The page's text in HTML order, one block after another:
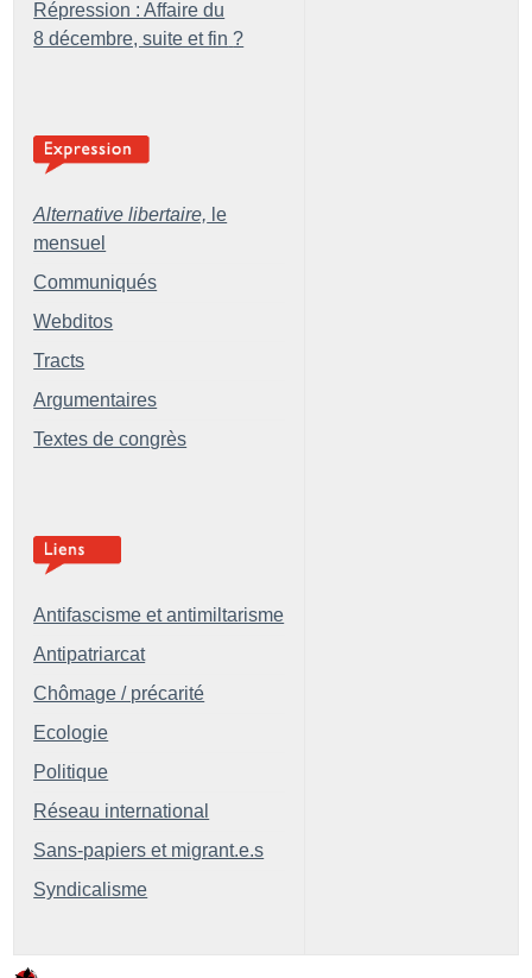
Répression : Affaire du
8 décembre, suite et fin ?
Alternative libertaire, le
mensuel
Communiqués
Webditos
Tracts
Argumentaires
Textes de congrès
Antifascisme et antimiltarisme
Antipatriarcat
Chômage / précarité
Ecologie
Politique
Réseau international
Sans-papiers et migrant.e.s
Syndicalisme